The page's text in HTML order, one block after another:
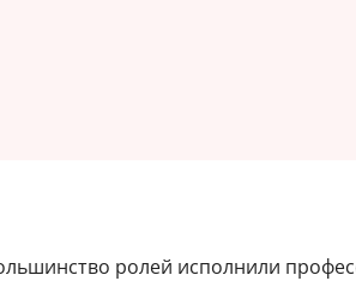
ролей исполнили